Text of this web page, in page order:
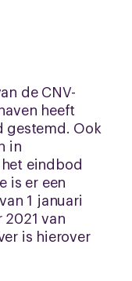
de CNV-
heeft
gestemd. Ook
in
eindbod
is er een
1 januari
van
is hierover